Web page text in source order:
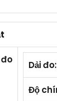
Dải đo:
Độ